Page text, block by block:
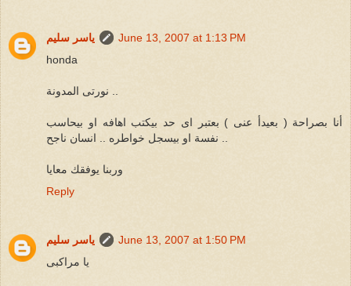
ياسر سليم
June 13, 2007 at 1:13 PM
honda
نورتى المدونة ..
أنا بصراحة ( بعيدأ عنى ) بعتبر اى حد بيكتب اهافه او بيحاسب
نفسة او بيسجل خواطره .. انسان ناجح ..
وربنا يوفقك معايا
Reply
ياسر سليم
June 13, 2007 at 1:50 PM
يا مراكبى